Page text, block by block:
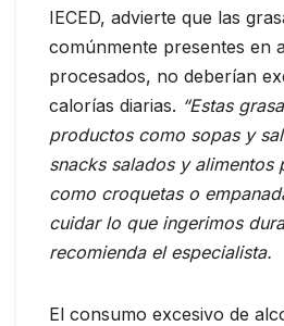
IECED, advierte que las
comúnmente presentes en
procesados, no deberían
calorías diarias. “Estas
productos como sopas y
snacks salados y alimentos
como croquetas o
cuidar lo que ingerimos
recomienda el especialista.
El consumo excesivo de